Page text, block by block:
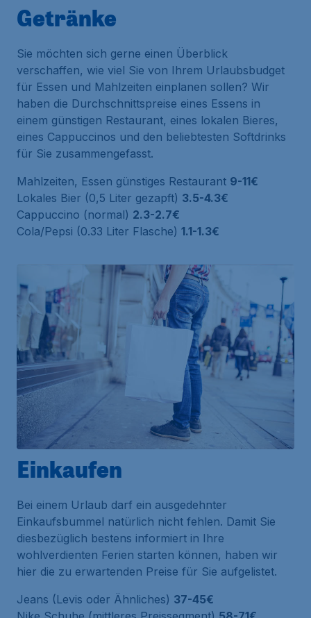
Getränke
Sie möchten sich gerne einen Überblick
verschaffen, wie viel Sie von Ihrem Urlaubsbudget
für Essen und Mahlzeiten einplanen sollen? Wir
haben die Durchschnittspreise eines Essens in
einem günstigen Restaurant, eines lokalen Bieres,
eines Cappuccinos und den beliebtesten Softdrinks
für Sie zusammengefasst.
Mahlzeiten, Essen günstiges Restaurant 9-11€
Lokales Bier (0,5 Liter gezapft) 3.5-4.3€
Cappuccino (normal) 2.3-2.7€
Cola/Pepsi (0.33 Liter Flasche) 1.1-1.3€
Einkaufen
Bei einem Urlaub darf ein ausgedehnter
Einkaufsbummel natürlich nicht fehlen. Damit Sie
diesbezüglich bestens informiert in Ihre
wohlverdienten Ferien starten können, haben wir
hier die zu erwartenden Preise für Sie aufgelistet.
Jeans (Levis oder Ähnliches) 37-45€